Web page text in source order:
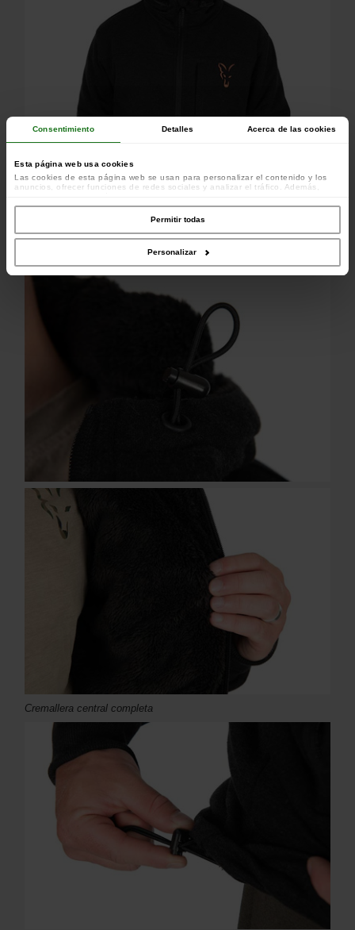
Consentimiento Detalles Acerca de las cookies
Esta página web usa cookies
Las cookies de esta página web se usan para personalizar el contenido y los
anuncios, ofrecer funciones de redes sociales y analizar el tráfico. Además,
colaboradores de redes sociales, publicidad y análisis web, quienes pueden
combinarla con otra información que les haya proporcionado o que hayan
recopilado a partir del uso que haya hecho de sus servicios.
Permitir todas
Personalizar
Cremallera central completa